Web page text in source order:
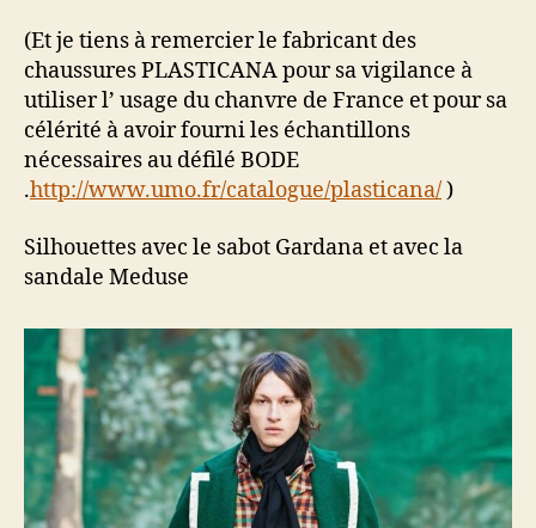
(Et je tiens à remercier le fabricant des
chaussures PLASTICANA pour sa vigilance à
utiliser l’ usage du chanvre de France et pour sa
célérité à avoir fourni les échantillons
nécessaires au défilé BODE
.http://www.umo.fr/catalogue/plasticana/)
Silhouettes avec le sabot Gardana et avec la
sandale Meduse